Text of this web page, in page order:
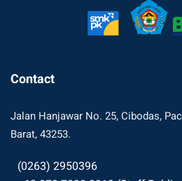
Contact
Jalan Hanjawar No. 25, Cibodas,
Barat, 43253.
(0263) 2950396